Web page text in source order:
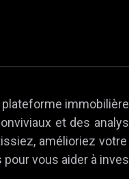
et des
amélioriez
vous aider à